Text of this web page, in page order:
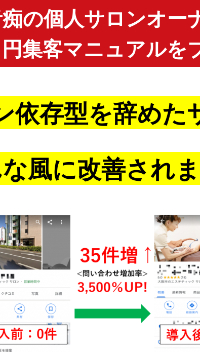
の個人サロンオー
集客マニュアルを
依存型を辞めた
風に改善され